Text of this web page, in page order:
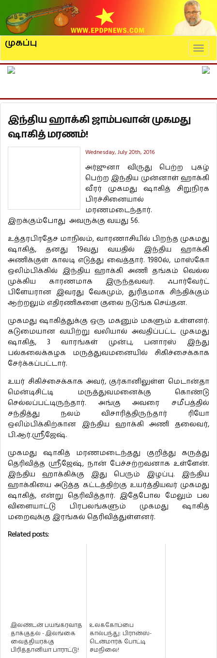
முகப்பு
இந்திய ஹாக்கி ஜாம்பவான் முகமது
ஷாகித் மரணம்!
Wednesday, July 20th, 2016
அர்ஜுனா விருது பெற்ற புகழ்
பெற்ற இந்திய முன்னாள் ஹாக்கி
வீரர் முகமது ஷாகித் சிறுநிரக
பிரச்சினையால்
மரணமடைந்தார்.
இறக்கும்போது அவருக்கு வயது 56.
உத்தரபிரதேச மாநிலம், வாரணாசியில் பிறந்த முகமது
ஷாகித், தனது 19வது வயதில் இந்திய ஹாக்கி
அணிக்குள் காலடி எடுத்து வைத்தார். 1980ல், மாஸ்கோ
ஒலிம்பிக்கில் இந்திய ஹாக்கி அணி தங்கம் வெல்ல
முக்கிய காரணமாக இருந்தவவர். ஃபார்வேர்ட்
பிளேயரான இவரது வேகமும், துரிதமாக சிந்திக்கும்
ஆற்றலும் எதிரணிகளை குலை நடுங்க செய்தன.
முகமது ஷாகித்துக்கு ஒரு மகனும் மகளும் உள்ளனர்.
கடுமையான வயிற்று வலியால் அவதிப்பட்ட முகமது
ஷாகித், 3 வாரங்கள் முன்பு, பனாரஸ் இந்து
பல்கலைக்கழக மருத்துவமனையில் சிகிச்சைக்காக
சேர்க்கப்பட்டார்.
உயர் சிகிச்சைக்காக அவர், குர்கானிலுள்ள மெடான்தா
மென்டிசிட்டி மருத்துவமனைக்கு கொண்டு
செல்லப்பட்டிருந்தார். அங்கு அவரை சமீபத்தில்
சந்தித்து நலம் விசாரித்திருந்தார் ரியோ
ஒலிம்பிக்கிற்கான இந்திய ஹாக்கி அணி தலைவர்,
பி.ஆர்.ஸ்ரீஜேஷ்.
முகமது ஷாகித் மரணமடைந்தது குறித்து கருத்து
தெரிவித்த ஸ்ரீஜேஷ், நான் பேச்சற்றவனாக உள்ளேன்.
இந்திய ஹாக்கிக்கு இது பெரும் இழப்பு. இந்திய
ஹாக்கியை அடுத்த கட்டத்திற்கு உயர்த்தியவர் முகமது
ஷாகித், என்று தெரிவித்தார். இதேபோல மேலும் பல
விளையாட்டு பிரபலங்களும் முகமது ஷாகித்
மறைவுக்கு இரங்கல் தெரிவித்துள்ளனர்.
Related posts:
இலண்டன் பயங்கரவாத
தாக்குதல் - இலங்கை
வைத்தியரக்கு
பிரித்தானியா பாராட்டு!
உலககோப்பை
கால்பந்து: பிரான்ஸ்-
டென்மார்க் போட்டி
சமநிலை!